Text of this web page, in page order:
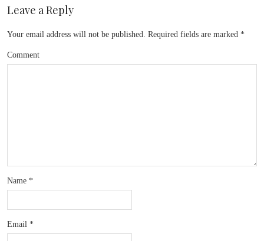
Leave a Reply
Your email address will not be published. Required fields are marked *
Comment
Name *
Email *